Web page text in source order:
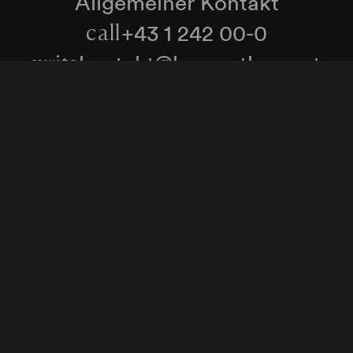
call+43 1 242 00-0
writekontakt@konzerthaus.at